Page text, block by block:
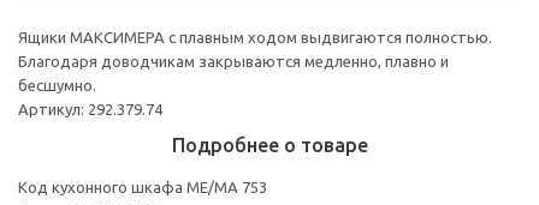
Ящики МАКСИМЕРА с плавным ходом выдвигаются полностью.
Благодаря доводчикам закрываются медленно, плавно и
бесшумно.
Артикул: 292.379.74
Подробнее о товаре
Код кухонного шкафа ME/MA 753